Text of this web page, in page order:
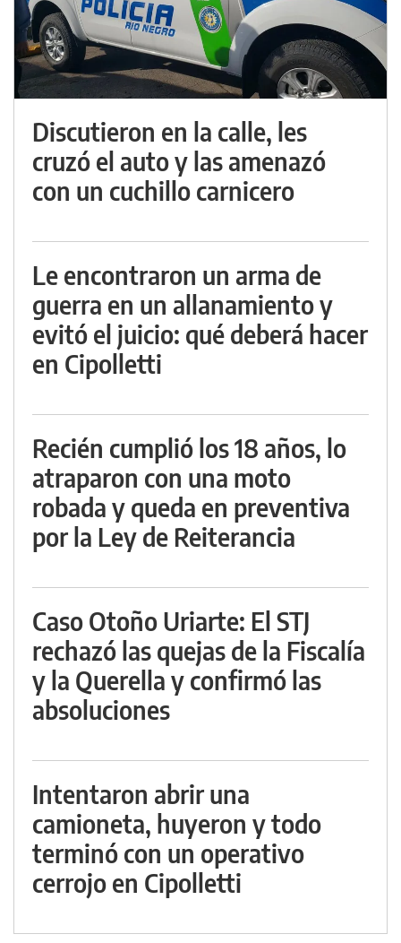
Discutieron en la calle, les
cruzó el auto y las amenazó
con un cuchillo carnicero
Le encontraron un arma de
guerra en un allanamiento y
evitó el juicio: qué deberá hacer
en Cipolletti
Recién cumplió los 18 años, lo
atraparon con una moto
robada y queda en preventiva
por la Ley de Reiterancia
Caso Otoño Uriarte: El STJ
rechazó las quejas de la Fiscalía
y la Querella y confirmó las
absoluciones
Intentaron abrir una
camioneta, huyeron y todo
terminó con un operativo
cerrojo en Cipolletti